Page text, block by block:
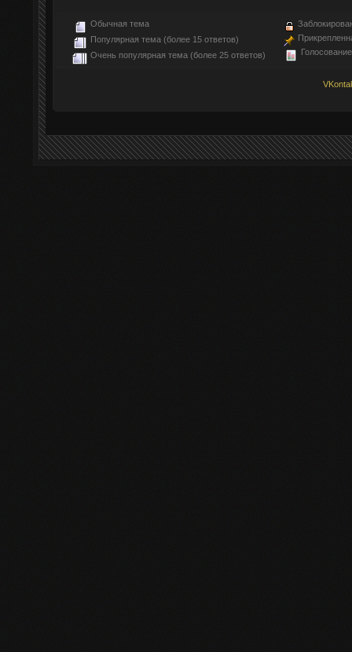
Обычная тема
Популярная тема (более 15 ответов)
Очень популярная тема (более 25 ответов)
Голосование